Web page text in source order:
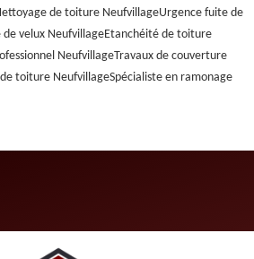
de toiture NeufvillageUrgence fuite de
de velux NeufvillageEtanchéité de toiture
NeufvillageTravaux de couverture
toiture NeufvillageSpécialiste en ramonage